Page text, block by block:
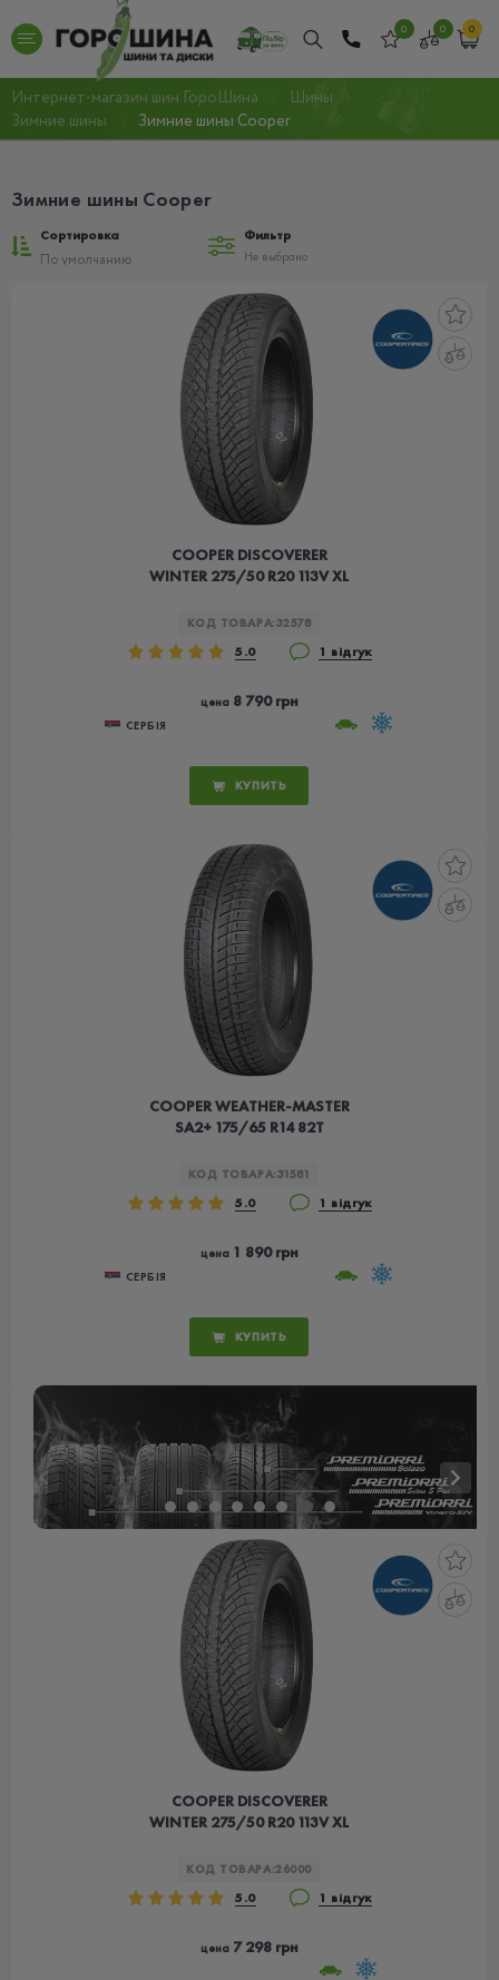
0 0 0
Интернет-магазин шин ГороШина
Шины
Зимние шины
Зимние шины Cooper
Зимние шины Cooper
Сортировка
Фильтр
Не выбрано
COOPER DISCOVERER
WINTER 275/50 R20 113V XL
КОД ТОВАРА:32578
5.0 1 відгук
цена8 790 грн
СЕРБІЯ
КУПИТЬ
COOPER WEATHER-MASTER
SA2+ 175/65 R14 82T
КОД ТОВАРА:31581
5.0 1 відгук
цена1 890 грн
СЕРБІЯ
КУПИТЬ
COOPER DISCOVERER
WINTER 275/50 R20 113V XL
КОД ТОВАРА:26000
5.0 1 відгук
цена7 298 грн